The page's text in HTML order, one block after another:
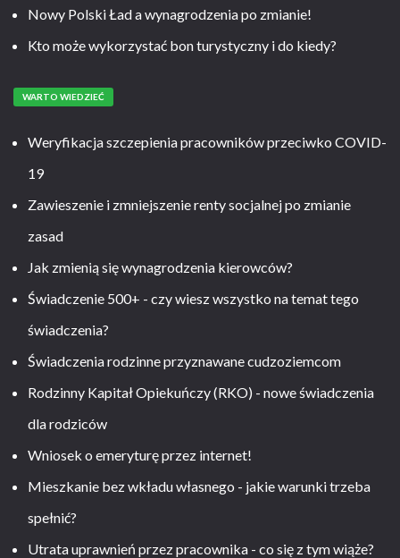
Nowy Polski Ład a wynagrodzenia po zmianie!
Kto może wykorzystać bon turystyczny i do kiedy?
WARTO WIEDZIEĆ
Weryfikacja szczepienia pracowników przeciwko COVID-
19
Zawieszenie i zmniejszenie renty socjalnej po zmianie
zasad
Jak zmienią się wynagrodzenia kierowców?
Świadczenie 500+ - czy wiesz wszystko na temat tego
świadczenia?
Świadczenia rodzinne przyznawane cudzoziemcom
Rodzinny Kapitał Opiekuńczy (RKO) - nowe świadczenia
dla rodziców
Wniosek o emeryturę przez internet!
Mieszkanie bez wkładu własnego - jakie warunki trzeba
spełnić?
Utrata uprawnień przez pracownika - co się z tym wiąże?